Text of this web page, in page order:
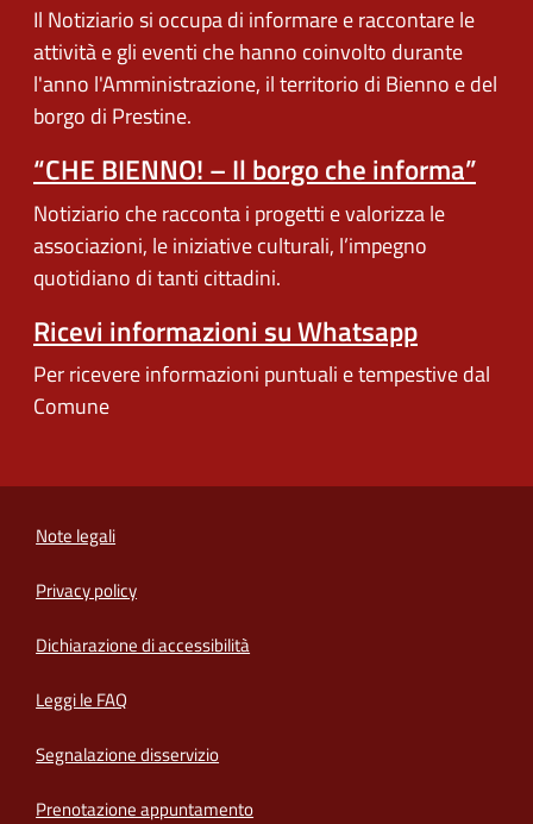
Il Notiziario si occupa di informare e raccontare le
attività e gli eventi che hanno coinvolto durante
l'anno l'Amministrazione, il territorio di Bienno e del
borgo di Prestine.
“CHE BIENNO! – Il borgo che informa”
Notiziario che racconta i progetti e valorizza le
associazioni, le iniziative culturali, l’impegno
quotidiano di tanti cittadini.
Ricevi informazioni su Whatsapp
Per ricevere informazioni puntuali e tempestive dal
Comune
Note legali
Privacy policy
Dichiarazione di accessibilità
Leggi le FAQ
Segnalazione disservizio
Prenotazione appuntamento